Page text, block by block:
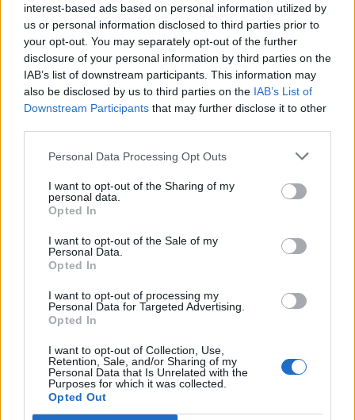
interest-based ads based on personal information utilized by
us or personal information disclosed to third parties prior to
your opt-out. You may separately opt-out of the further
disclosure of your personal information by third parties on the
IAB’s list of downstream participants. This information may
also be disclosed by us to third parties on the IAB’s List of
Downstream Participants that may further disclose it to other
Personal Data Processing Opt Outs
I want to opt-out of the Sharing of my
personal data.
Opted In
I want to opt-out of the Sale of my
Personal Data.
Opted In
I want to opt-out of processing my
Personal Data for Targeted Advertising.
Opted In
I want to opt-out of Collection, Use,
Retention, Sale, and/or Sharing of my
Personal Data that Is Unrelated with the
Purposes for which it was collected.
Opted Out
Създава се Зелена класна стая на
открито на Витоша